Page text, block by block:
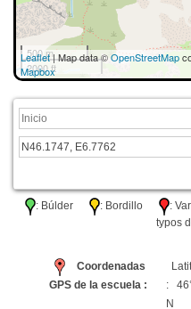
500 m
2000 ft
Leaflet| Map data ©OpenStreetMap
Mapbox
: Búlder : Bordillo :
typos
Coordenadas
GPS de la escuela :
:
N